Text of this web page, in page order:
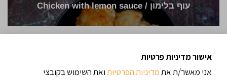
עוף בלימון / Chicken with lemon sauce
אישור מדיניות פרטיות
אני מאשר/ת אתמדיניות הפרטיותואת השימוש בקובצי